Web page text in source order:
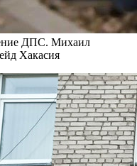
ДПС. Михаил
Хакасия